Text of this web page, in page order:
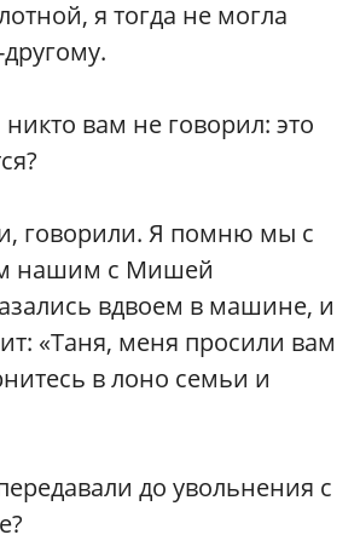
я тогда не могла
вам не говорил: это
говорили. Я помню мы с
нашим с Мишей
вдвоем в машине, и
«Таня, меня просили вам
в лоно семьи и
до увольнения с